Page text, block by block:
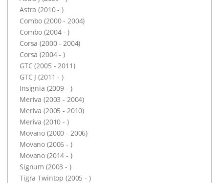
Astra (2010 - )
Combo (2000 - 2004)
Combo (2004 - )
Corsa (2000 - 2004)
Corsa (2004 - )
GTC (2005 - 2011)
GTC J (2011 - )
Insignia (2009 - )
Meriva (2003 - 2004)
Meriva (2005 - 2010)
Meriva (2010 - )
Movano (2000 - 2006)
Movano (2006 - )
Movano (2014 - )
Signum (2003 - )
Tigra Twintop (2005 - )